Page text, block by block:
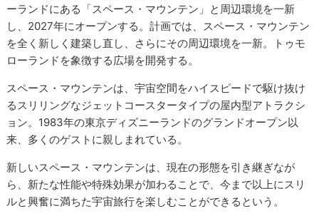
ーランドにある「スペース・マウンテン」と周辺環境を一新
し、2027年にオープンする。計画では、スペース・マウンテン
を全く新しく建築し直し、さらにその周辺環境を一新。トゥモ
ローランドを象徴する広場を開発する。
スペース・マウンテンは、宇宙空間をハイスピードで駆け抜け
るスリリングなジェットコースタータイプの屋内型アトラクシ
ョン。1983年の東京ディズニーランドのグランドオープン以
来、多くのゲストに親しまれている。
新しいスペース・マウンテンは、現在の形態を引き継ぎなが
ら、新たな性能や特殊効果が加わることで、今まで以上にスリ
ルと興奮に満ちた宇宙旅行を楽しむことができるという。